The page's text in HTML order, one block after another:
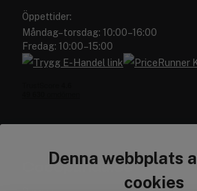
Denna webbplats
cookies
Öppettider:
Måndag–torsdag: 10:00–16:00
Fredag: 10:00–15:00
Cocopanda.se